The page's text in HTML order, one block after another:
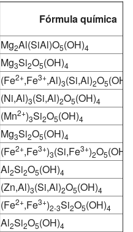
Fórmula química
Mg2Al(SiAl)O5(OH)4
Mg3Si2O5(OH)4
(Fe2+,Fe3+,Al)3(Si,Al)2O5(OH)
(Ni,Al)3(Si,Al)2O5(OH)4
(Mn2+)3Si2O5(OH)4
Mg3Si2O5(OH)4
(Fe2+,Fe3+)3(Si,Fe3+)2O5(OH)
Al2Si2O5(OH)4
(Zn,Al)3(Si,Al)2O5(OH)4
(Fe2+,Fe3+)2-3Si2O5(OH)4
Al2Si2O5(OH)4